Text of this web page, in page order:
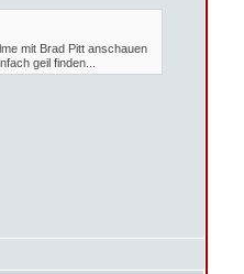
mit Brad Pitt anschauen
geil finden...